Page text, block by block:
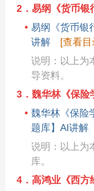
2．易纲《货币银
易纲《货币银
讲解
[查看目
说明：以上为
导资料。
3．魏华林《保险
魏华林《保险
题库】AI讲解
说明：以上为
库。
4．高鸿业《西方